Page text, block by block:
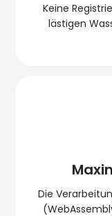
Keine
lästigen
Die